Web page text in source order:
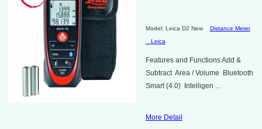
Model: Leica D2 New
Distance Meter
Leica
Features and Functions Add &
Subtract Area / Volume Bluetooth
Smart (4.0) Intelligen ...
More Detail